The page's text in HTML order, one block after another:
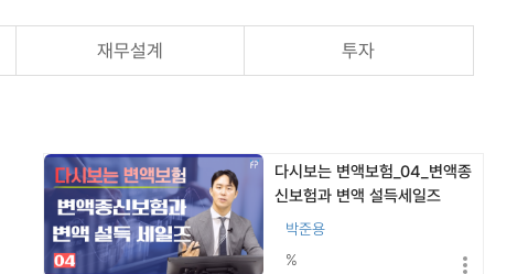
재무설계 투자
다시보는 변액보험_04_변액종
신보험과 변액 설득세일즈
(2506)
박준용
%